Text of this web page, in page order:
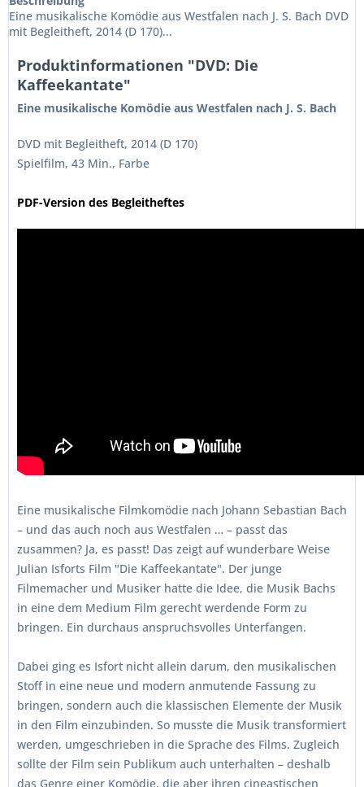
Eine musikalische Komödie aus Westfalen nach J. S. Bach DVD
mit Begleitheft, 2014 (D 170)...
Produktinformationen "DVD: Die
Kaffeekantate"
Eine musikalische Komödie aus Westfalen nach J. S. Bach
DVD mit Begleitheft, 2014 (D 170)
Spielfilm, 43 Min., Farbe
PDF-Version des Begleitheftes
Eine musikalische Filmkomödie nach Johann Sebastian Bach
– und das auch noch aus Westfalen … – passt das
zusammen? Ja, es passt! Das zeigt auf wunderbare Weise
Julian Isforts Film "Die Kaffeekantate". Der junge
Filmemacher und Musiker hatte die Idee, die Musik Bachs
in eine dem Medium Film gerecht werdende Form zu
bringen. Ein durchaus anspruchsvolles Unterfangen.
Dabei ging es Isfort nicht allein darum, den musikalischen
Stoff in eine neue und modern anmutende Fassung zu
bringen, sondern auch die klassischen Elemente der Musik
in den Film einzubinden. So musste die Musik transformiert
werden, umgeschrieben in die Sprache des Films. Zugleich
sollte der Film sein Publikum auch unterhalten – deshalb
das Genre einer Komödie, die aber ihren cineastischen